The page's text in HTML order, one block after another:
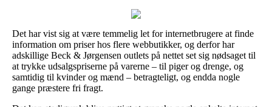
Det har vist sig at være temmelig let for internetbrugere at finde
information om priser hos flere webbutikker, og derfor har
adskillige Beck & Jørgensen outlets på nettet set sig nødsaget til
at trykke udsalgspriserne på varerne – til piger og drenge, og
samtidig til kvinder og mænd – betragteligt, og endda nogle
gange præstere fri fragt.